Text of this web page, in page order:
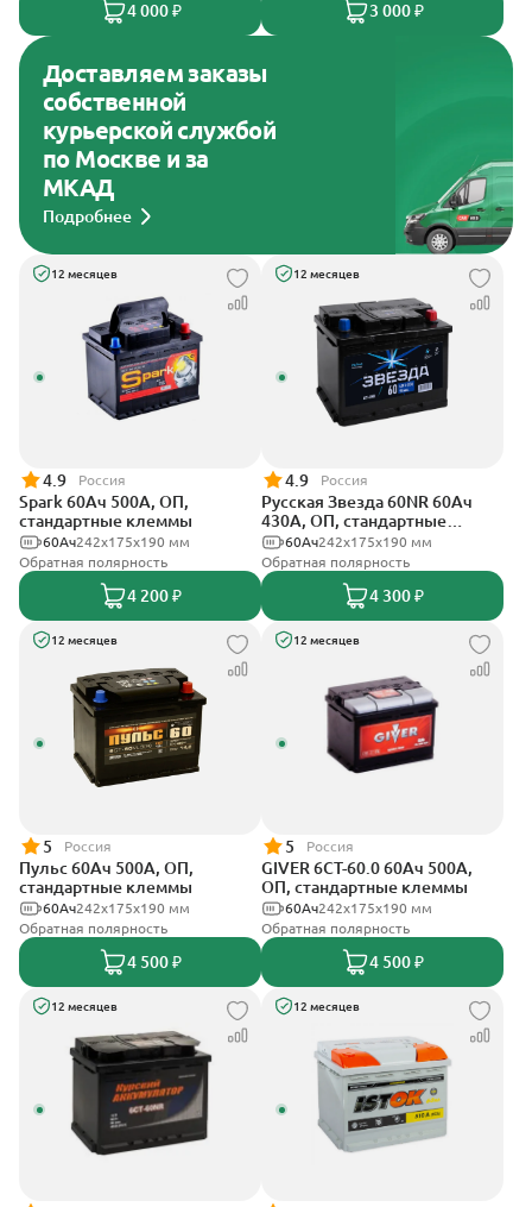
4 000 ₽ 3 000 ₽
Доставляем заказы
собственной
курьерской службой
по Москве и за
МКАД
Подробнее
12 месяцев
4.9 Россия
Spark 60Ач 500А, ОП,
стандартные клеммы
242х175х190 мм
60Ач
Обратная полярность
4 200 ₽
12 месяцев
4.9 Россия
Русская Звезда 60NR 60Ач
430А, ОП, стандартные
клеммы242x175x190 мм
60Ач
Обратная полярность
4 300 ₽
12 месяцев
5 Россия
Пульс 60Ач 500А, ОП,
стандартные клеммы
242x175x190 мм
60Ач
Обратная полярность
4 500 ₽
12 месяцев
5 Россия
GIVER 6СТ-60.0 60Ач 500А,
ОП, стандартные клеммы
242х175х190 мм
60Ач
Обратная полярность
4 500 ₽
12 месяцев 12 месяцев